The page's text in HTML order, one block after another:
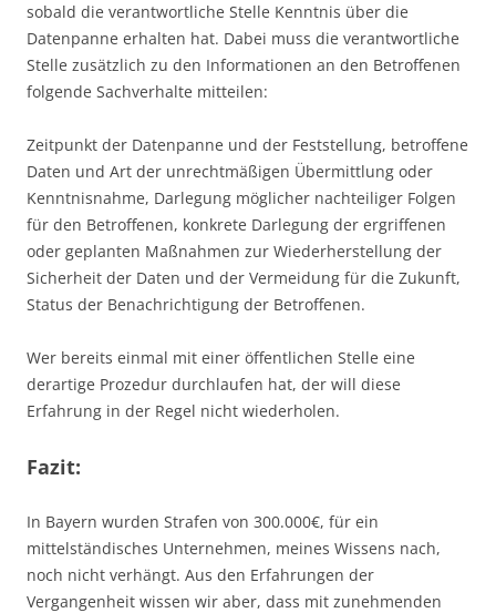
sobald die verantwortliche Stelle Kenntnis über die
Datenpanne erhalten hat. Dabei muss die verantwortliche
Stelle zusätzlich zu den Informationen an den Betroffenen
folgende Sachverhalte mitteilen:
Zeitpunkt der Datenpanne und der Feststellung, betroffene
Daten und Art der unrechtmäßigen Übermittlung oder
Kenntnisnahme, Darlegung möglicher nachteiliger Folgen
für den Betroffenen, konkrete Darlegung der ergriffenen
oder geplanten Maßnahmen zur Wiederherstellung der
Sicherheit der Daten und der Vermeidung für die Zukunft,
Status der Benachrichtigung der Betroffenen.
Wer bereits einmal mit einer öffentlichen Stelle eine
derartige Prozedur durchlaufen hat, der will diese
Erfahrung in der Regel nicht wiederholen.
Fazit:
In Bayern wurden Strafen von 300.000€, für ein
mittelständisches Unternehmen, meines Wissens nach,
noch nicht verhängt. Aus den Erfahrungen der
Vergangenheit wissen wir aber, dass mit zunehmenden